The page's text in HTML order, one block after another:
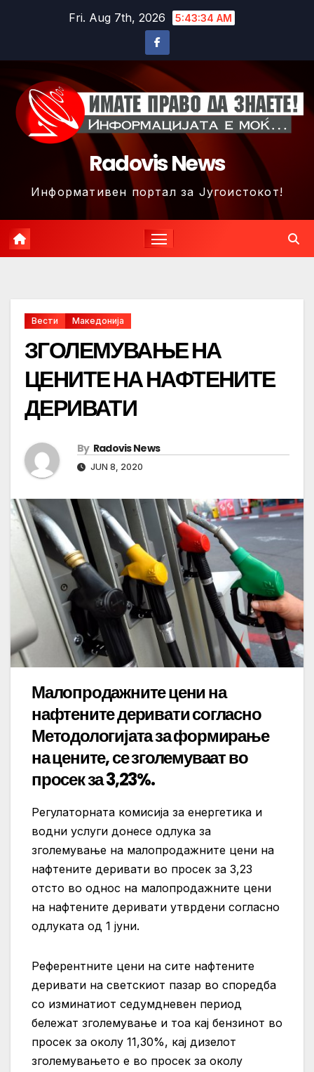
Fri. Aug 7th, 2026 5:43:37 AM
Radovis News
Информативен портал за Југоистокот!
Вести Македонија
ЗГОЛЕМУВАЊЕ НА
ЦЕНИТЕ НА НАФТЕНИТЕ
ДЕРИВАТИ
By Radovis News
JUN 8, 2020
Малопродажните цени на
нафтените деривати согласно
Методологијата за формирање
на цените, се зголемуваат во
просек за 3,23%.
Регулаторната комисија за енергетика и
водни услуги донесе одлука за
зголемување на малопродажните цени на
нафтените деривати во прoсек за 3,23
отсто во однос на малопродажните цени
на нафтените деривати утврдени согласно
одлуката од 1 јуни.
Референтните цени на сите нафтените
деривати на светскиот пазар во споредба
со изминатиот седумдневен период
бележат зголемување и тоа кај бензинот во
просек за околу 11,30%, кај дизелот
зголемувањето е во просек за околу